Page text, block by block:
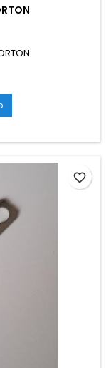
favorite_border